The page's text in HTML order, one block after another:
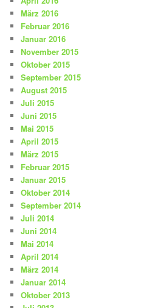
März 2016
Februar 2016
Januar 2016
November 2015
Oktober 2015
September 2015
August 2015
Juli 2015
Juni 2015
Mai 2015
April 2015
März 2015
Februar 2015
Januar 2015
Oktober 2014
September 2014
Juli 2014
Juni 2014
Mai 2014
April 2014
März 2014
Januar 2014
Oktober 2013